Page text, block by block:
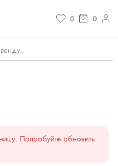
0 0
Попробуйте обновить